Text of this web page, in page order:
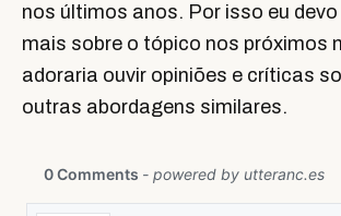
nos últimos anos. Por isso eu
mais sobre o tópico nos próximos
adoraria ouvir opiniões e críticas
outras abordagens similares.